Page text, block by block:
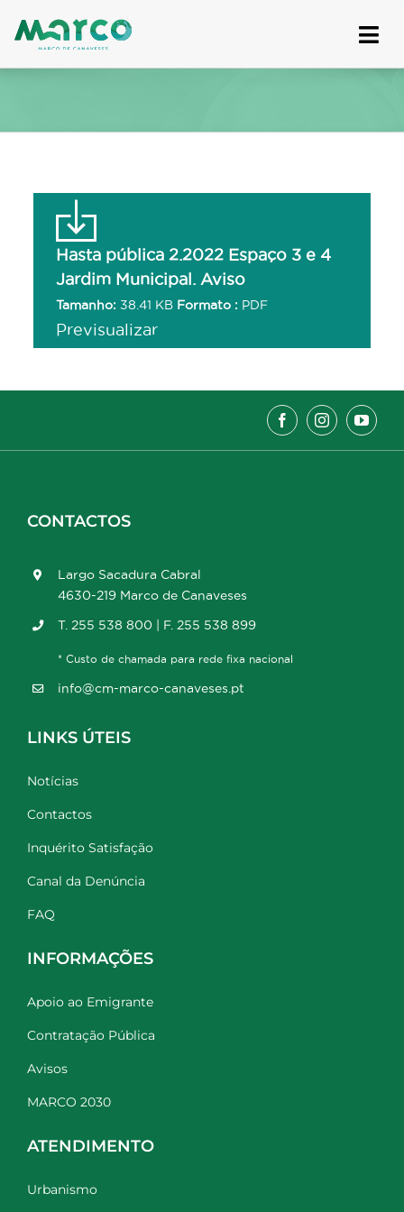
to
Hasta pública 2.2022 Espaço 3 e 4
Jardim Municipal. Aviso
Tamanho: 38.41 KB Formato : PDF
Previsualizar
CONTACTOS
Largo Sacadura Cabral
4630-219 Marco de Canaveses
T. 255 538 800 | F. 255 538 899
* Custo de chamada para rede fixa nacional
info@cm-marco-canaveses.pt
LINKS ÚTEIS
Notícias
Contactos
Inquérito Satisfação
Canal da Denúncia
FAQ
INFORMAÇÕES
Apoio ao Emigrante
Contratação Pública
Avisos
MARCO 2030
ATENDIMENTO
Urbanismo